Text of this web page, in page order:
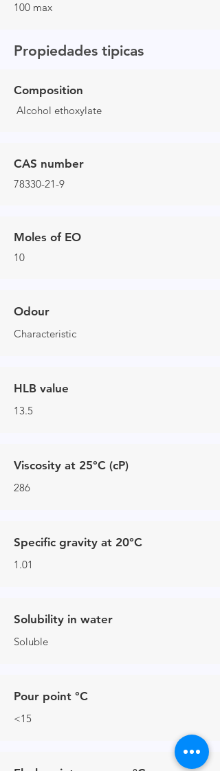
100 max
Propiedades tipicas
Composition
Alcohol ethoxylate
CAS number
78330-21-9
Moles of EO
10
Odour
Characteristic
HLB value
13.5
Viscosity at 25°C (cP)
286
Specific gravity at 20°C
1.01
Solubility in water
Soluble
Pour point °C
<15